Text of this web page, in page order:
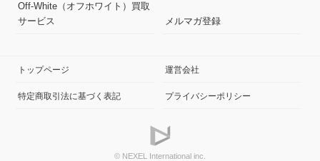
Off-White（オフホワイト）買取
サービス
メルマガ登録
トップページ 運営会社
特定商取引法に基づく表記 プライバシーポリシー
© NEXEL International inc.